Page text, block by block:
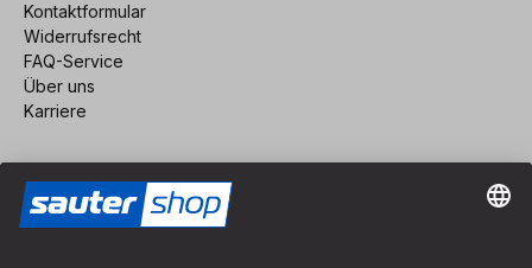
Kontaktformular
Widerrufsrecht
FAQ-Service
Über uns
Karriere